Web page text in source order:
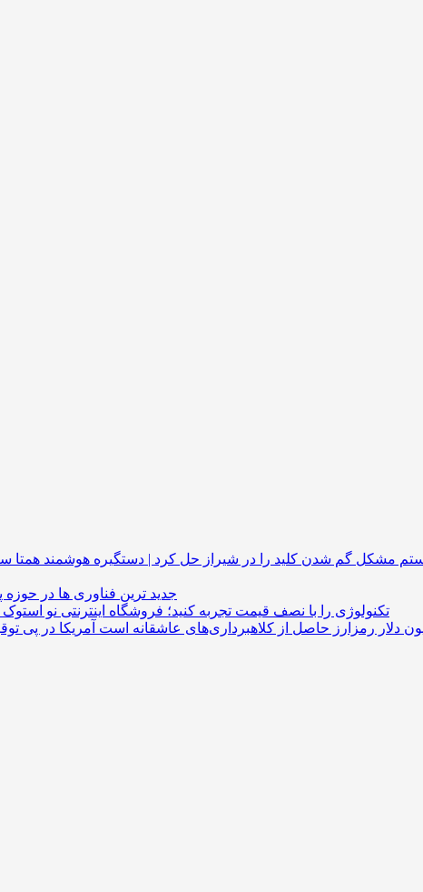
مشکل گم شدن کلید را در شیراز حل کرد | دستگیره هوشمند
جدید ترین فناوری ها در
تکنولوژی را با نصف قیمت تجربه کنید؛ فروشگاه اینترنتی نو استوک